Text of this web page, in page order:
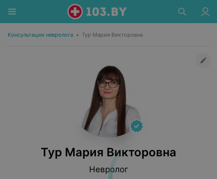
Консультации невролога • Тур Мария Викторовна
Тур Мария Викторовна
Невролог